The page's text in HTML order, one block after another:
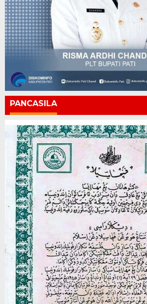
PANCASILA